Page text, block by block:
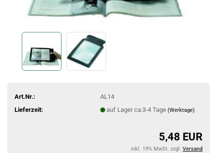
Art.Nr.:
AL14
Lieferzeit:
auf Lager ca.3-4 Tage (Werktage)
5,48 EUR
inkl. 19% MwSt. zzgl. Versand